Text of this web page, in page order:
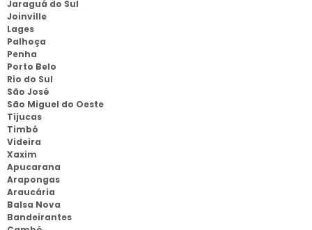
Jaraguá do Sul
Joinville
Lages
Palhoça
Penha
Porto Belo
Rio do Sul
São José
São Miguel do Oeste
Tijucas
Timbó
Videira
Xaxim
Apucarana
Arapongas
Araucária
Balsa Nova
Bandeirantes